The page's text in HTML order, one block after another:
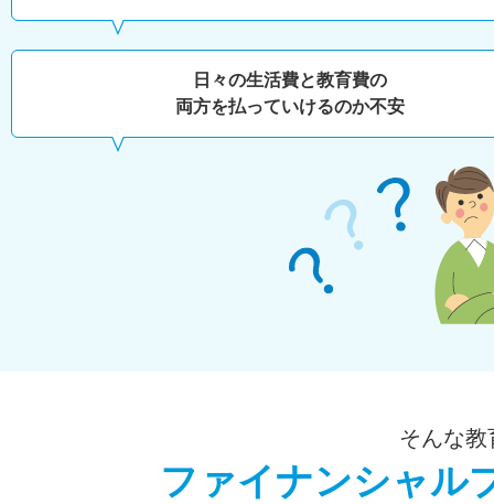
日々の生活費と教育費の
両方を払っていけるのか不安
そんな
ファイナンシャル